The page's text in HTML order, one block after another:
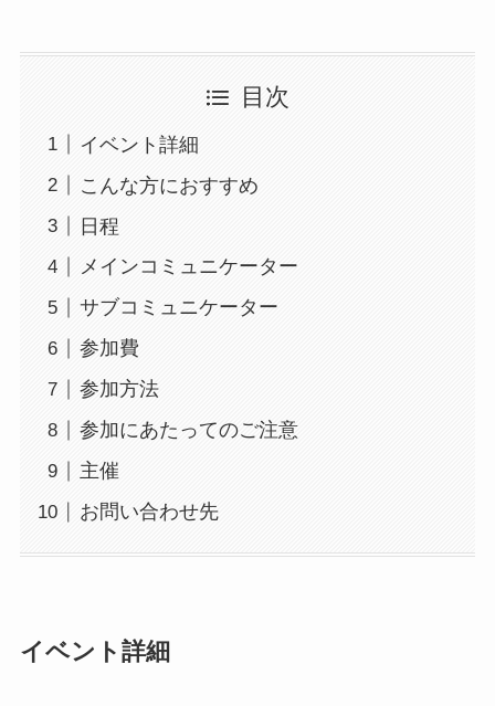
目次
イベント詳細
こんな方におすすめ
日程
メインコミュニケーター
サブコミュニケーター
参加費
参加⽅法
参加にあたってのご注意
主催
お問い合わせ先
イベント詳細